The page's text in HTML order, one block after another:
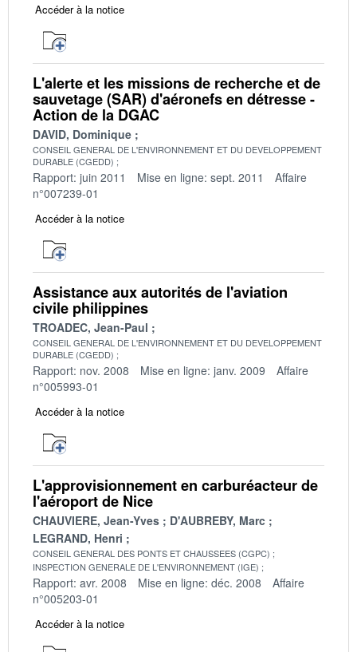
Accéder à la notice
L'alerte et les missions de recherche et de
sauvetage (SAR) d'aéronefs en détresse -
Action de la DGAC
DAVID, Dominique
CONSEIL GENERAL DE L'ENVIRONNEMENT ET DU DEVELOPPEMENT
DURABLE (CGEDD)
Rapport: juin 2011 Mise en ligne: sept. 2011
Affaire
n°007239-01
Accéder à la notice
Assistance aux autorités de l'aviation
civile philippines
TROADEC, Jean-Paul
CONSEIL GENERAL DE L'ENVIRONNEMENT ET DU DEVELOPPEMENT
DURABLE (CGEDD)
Rapport: nov. 2008 Mise en ligne: janv. 2009
Affaire
n°005993-01
Accéder à la notice
L'approvisionnement en carburéacteur de
l'aéroport de Nice
CHAUVIERE, Jean-Yves
D'AUBREBY, Marc
LEGRAND, Henri
CONSEIL GENERAL DES PONTS ET CHAUSSEES (CGPC)
INSPECTION GENERALE DE L'ENVIRONNEMENT (IGE)
Rapport: avr. 2008 Mise en ligne: déc. 2008
Affaire
n°005203-01
Accéder à la notice